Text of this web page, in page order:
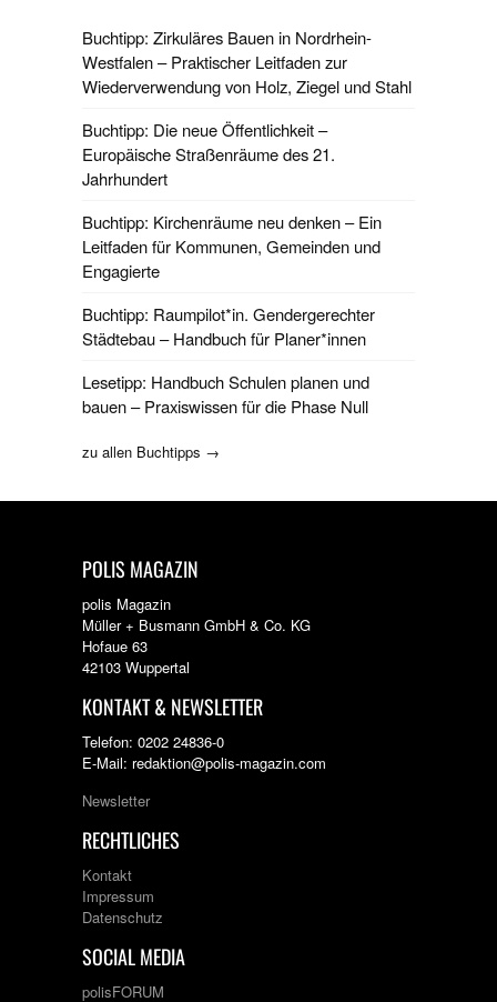
Buchtipp: Zirkuläres Bauen in Nordrhein-
Westfalen – Praktischer Leitfaden zur
Wiederverwendung von Holz, Ziegel und Stahl
Buchtipp: Die neue Öffentlichkeit –
Europäische Straßenräume des 21.
Jahrhundert
Buchtipp: Kirchenräume neu denken – Ein
Leitfaden für Kommunen, Gemeinden und
Engagierte
Buchtipp: Raumpilot*in. Gendergerechter
Städtebau – Handbuch für Planer*innen
Lesetipp: Handbuch Schulen planen und
bauen – Praxiswissen für die Phase Null
zu allen Buchtipps →
POLIS MAGAZIN
polis Magazin
Müller + Busmann GmbH & Co. KG
Hofaue 63
42103 Wuppertal
KONTAKT & NEWSLETTER
Telefon: 0202 24836-0
E-Mail: redaktion@polis-magazin.com
Newsletter
RECHTLICHES
Kontakt
Impressum
Datenschutz
SOCIAL MEDIA
polisFORUM